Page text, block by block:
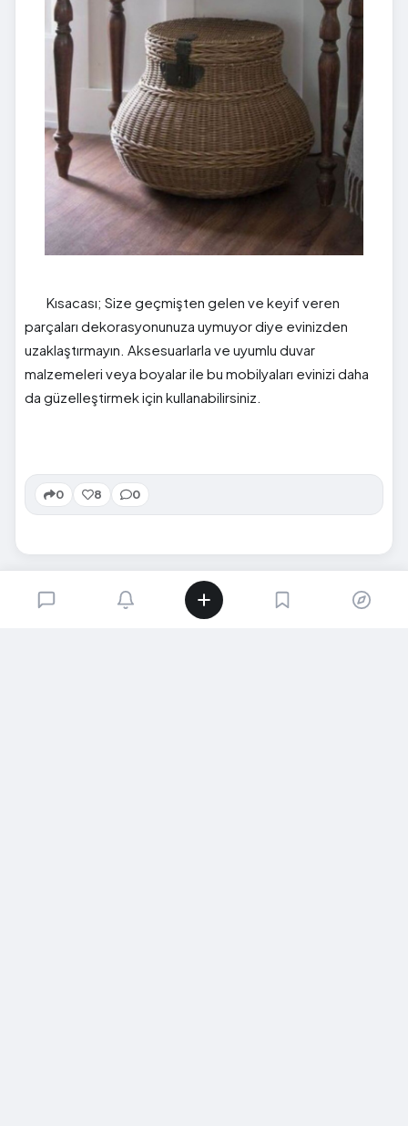
Kısacası; Size geçmişten gelen ve keyif veren
parçaları dekorasyonunuza uymuyor diye evinizden
uzaklaştırmayın. Aksesuarlarla ve uyumlu duvar
malzemeleri veya boyalar ile bu mobilyaları evinizi daha
da güzelleştirmek için kullanabilirsiniz.
0 8 0
SIRADAKI İÇERIK